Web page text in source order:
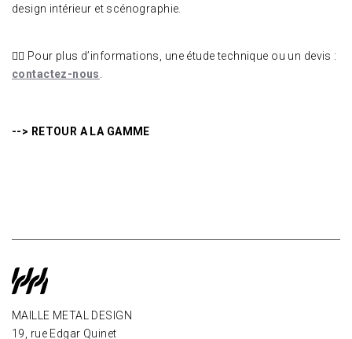
design intérieur et scénographie.
👉🏼 Pour plus d’informations, une étude technique ou un devis :
contactez-nous
--> RETOUR A LA GAMME
MAILLE METAL DESIGN
19, rue Edgar Quinet